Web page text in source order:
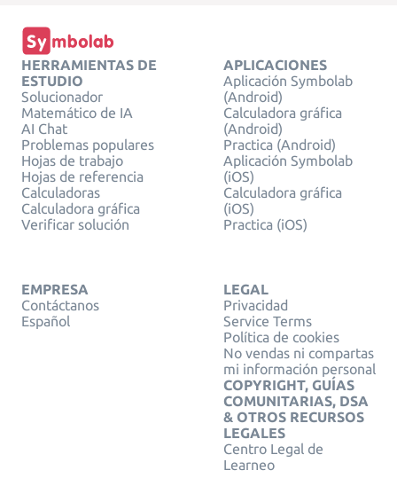
HERRAMIENTAS DE
ESTUDIO
Solucionador
Matemático de IA
AI Chat
Problemas populares
Hojas de trabajo
Hojas de referencia
Calculadoras
Calculadora gráfica
Verificar solución
APLICACIONES
Aplicación Symbolab
(Android)
Calculadora gráfica
(Android)
Practica (Android)
Aplicación Symbolab
(iOS)
Calculadora gráfica
(iOS)
Practica (iOS)
EMPRESA
Contáctanos
Español
LEGAL
Privacidad
Service Terms
Política de cookies
No vendas ni compartas
mi información personal
COPYRIGHT, GUÍAS
COMUNITARIAS, DSA
& OTROS RECURSOS
LEGALES
Centro Legal de
Learneo